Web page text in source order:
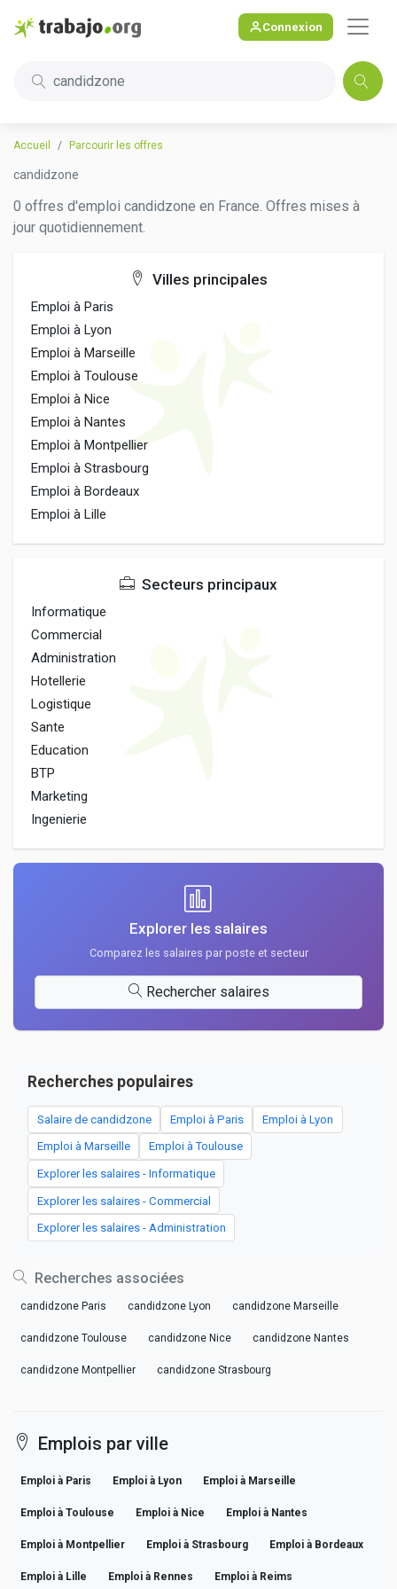
Connexion
candidzone
Accueil Parcourir les offres
candidzone
0 offres d'emploi candidzone en France. Offres mises à
jour quotidiennement.
Villes principales
Emploi à Paris
Emploi à Lyon
Emploi à Marseille
Emploi à Toulouse
Emploi à Nice
Emploi à Nantes
Emploi à Montpellier
Emploi à Strasbourg
Emploi à Bordeaux
Emploi à Lille
Secteurs principaux
Informatique
Commercial
Administration
Hotellerie
Logistique
Sante
Education
BTP
Marketing
Ingenierie
Explorer les salaires
Comparez les salaires par poste et secteur
Rechercher salaires
Recherches populaires
Salaire de candidzone Emploi à Paris Emploi à Lyon
Emploi à Marseille Emploi à Toulouse
Explorer les salaires - Informatique
Explorer les salaires - Commercial
Explorer les salaires - Administration
Recherches associées
candidzone Paris candidzone Lyon candidzone Marseille
candidzone Toulouse candidzone Nice candidzone Nantes
candidzone Montpellier candidzone Strasbourg
Emplois par ville
Emploi à Paris Emploi à Lyon Emploi à Marseille
Emploi à Toulouse Emploi à Nice Emploi à Nantes
Emploi à Montpellier Emploi à Strasbourg Emploi à Bordeaux
Emploi à Lille Emploi à Rennes Emploi à Reims